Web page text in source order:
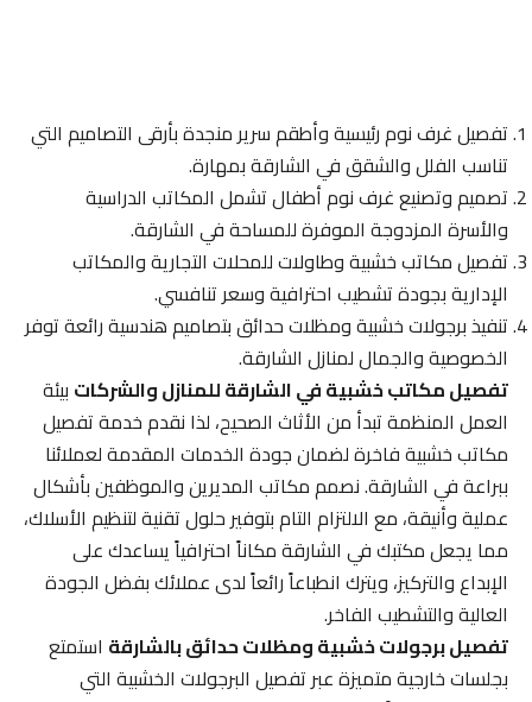
تفصيل غرف نوم رئيسية وأطقم سرير منجدة بأرقى التصاميم التي
تناسب الفلل والشقق في الشارقة بمهارة.
تصميم وتصنيع غرف نوم أطفال تشمل المكاتب الدراسية
والأسرة المزدوجة الموفرة للمساحة في الشارقة.
تفصيل مكاتب خشبية وطاولات للمحلات التجارية والمكاتب
الإدارية بجودة تشطيب احترافية وسعر تنافسي.
تنفيذ برجولات خشبية ومظلات حدائق بتصاميم هندسية رائعة توفر
الخصوصية والجمال لمنازل الشارقة.
تفصيل مكاتب خشبية في الشارقة للمنازل والشركاتبيئة
العمل المنظمة تبدأ من الأثاث الصحيح، لذا نقدم خدمة تفصيل
مكاتب خشبية فاخرة لضمان جودة الخدمات المقدمة لعملائنا
ببراعة في الشارقة. نصمم مكاتب المديرين والموظفين بأشكال
عملية وأنيقة، مع الالتزام التام بتوفير حلول تقنية لتنظيم الأسلاك،
مما يجعل مكتبك في الشارقة مكاناً احترافياً يساعدك على
الإبداع والتركيز، ويترك انطباعاً رائعاً لدى عملائك بفضل الجودة
العالية والتشطيب الفاخر.
تفصيل برجولات خشبية ومظلات حدائق بالشارقةاستمتع
بجلسات خارجية متميزة عبر تفصيل البرجولات الخشبية التي